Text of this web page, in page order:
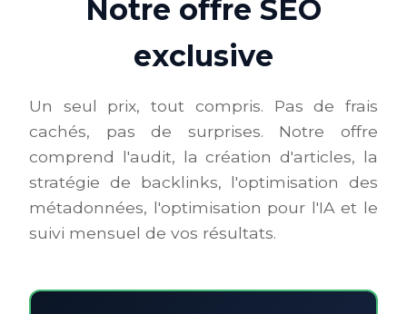
Notre offre SEO
exclusive
Un seul prix, tout compris. Pas de frais
cachés, pas de surprises. Notre offre
comprend l'audit, la création d'articles, la
stratégie de backlinks, l'optimisation des
métadonnées, l'optimisation pour l'IA et le
suivi mensuel de vos résultats.